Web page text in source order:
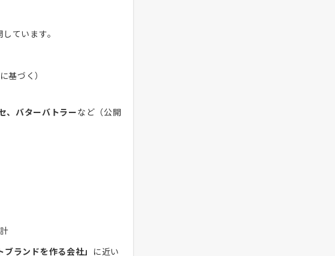
ています。
基づく）
、バターバトラーなど（公開
ランドを作る会社」 に近い